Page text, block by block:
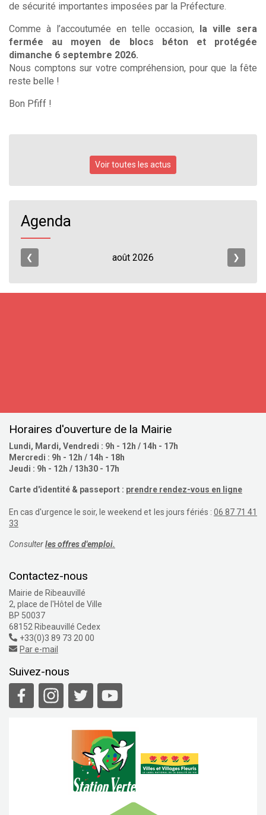
de sécurité importantes imposées par la Préfecture.
Comme à l’accoutumée en telle occasion, la ville sera
fermée au moyen de blocs béton et protégée
dimanche 6 septembre 2026.
Nous comptons sur votre compréhension, pour que la fête
reste belle !
Bon Pfiff !
Voir toutes les actus
Agenda
❮ août 2026 ❯
Horaires d'ouverture de la Mairie
Lundi, Mardi, Vendredi : 9h - 12h / 14h - 17h
Mercredi : 9h - 12h / 14h - 18h
Jeudi : 9h - 12h / 13h30 - 17h
Carte d'identité & passeport : prendre rendez-vous en ligne
En cas d'urgence le soir, le weekend et les jours fériés : 06 87 71 41
33
Consulterles offres d'emploi.
Contactez-nous
Mairie de Ribeauvillé
2, place de l'Hôtel de Ville
BP 50037
68152 Ribeauvillé Cedex
+33(0)3 89 73 20 00
Par e-mail
Suivez-nous